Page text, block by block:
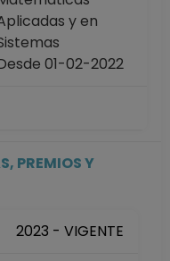
y en
01-02-2022
Desde 01-04-2019
PREMIOS Y
2023 - VIGENTE